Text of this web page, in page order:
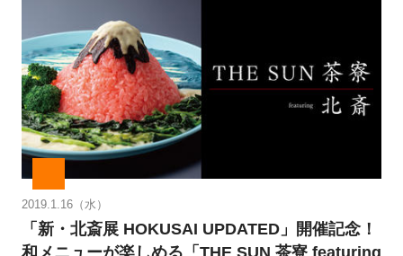
2019.1.16（水）
「新・北斎展 HOKUSAI UPDATED」開催記念！
和メニューが楽しめる「THE SUN 茶寮 featuring